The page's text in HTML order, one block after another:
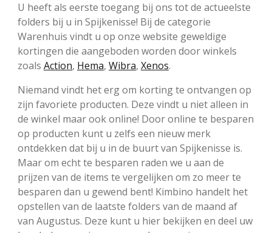
U heeft als eerste toegang bij ons tot de actueelste
folders bij u in Spijkenisse! Bij de categorie
Warenhuis vindt u op onze website geweldige
kortingen die aangeboden worden door winkels
zoals Action, Hema, Wibra, Xenos.
Niemand vindt het erg om korting te ontvangen op
zijn favoriete producten. Deze vindt u niet alleen in
de winkel maar ook online! Door online te besparen
op producten kunt u zelfs een nieuw merk
ontdekken dat bij u in de buurt van Spijkenisse is.
Maar om echt te besparen raden we u aan de
prijzen van de items te vergelijken om zo meer te
besparen dan u gewend bent! Kimbino handelt het
opstellen van de laatste folders van de maand af
van Augustus. Deze kunt u hier bekijken en deel uw